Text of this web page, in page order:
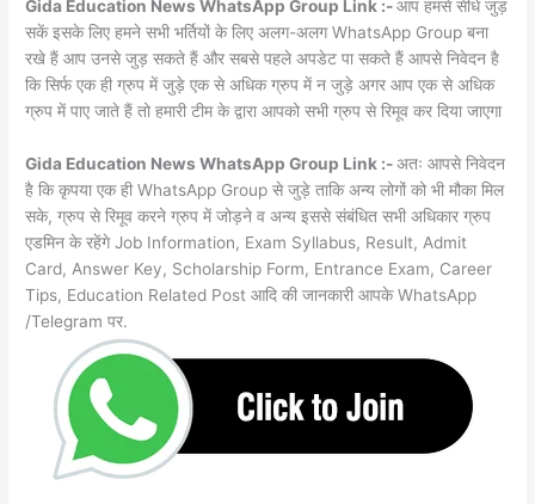
Gida Education News WhatsApp Group Link :-आप हमसे सीधे जुड़
सकें इसके लिए हमने सभी भर्तियों के लिए अलग-अलग WhatsApp Group बना
रखे हैं आप उनसे जुड़ सकते हैं और सबसे पहले अपडेट पा सकते हैं आपसे निवेदन है
कि सिर्फ एक ही ग्रुप में जुड़े एक से अधिक ग्रुप में न जुड़े अगर आप एक से अधिक
ग्रुप में पाए जाते हैं तो हमारी टीम के द्वारा आपको सभी ग्रुप से रिमूव कर दिया जाएगा
Gida Education News WhatsApp Group Link :-अतः आपसे निवेदन
है कि कृपया एक ही WhatsApp Group से जुड़े ताकि अन्य लोगों को भी मौका मिल
सके, ग्रुप से रिमूव करने ग्रुप में जोड़ने व अन्य इससे संबंधित सभी अधिकार ग्रुप
एडमिन के रहेंगे Job Information, Exam Syllabus, Result, Admit
Card, Answer Key, Scholarship Form, Entrance Exam, Career
Tips, Education Related Post आदि की जानकारी आपके WhatsApp
/Telegram पर.